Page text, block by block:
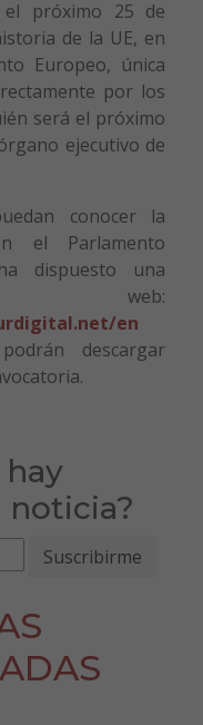
próximo 25 de
de la UE, en
Europeo, única
por los
será el próximo
ejecutivo de
conocer la
el Parlamento
dispuesto una
en
descargar
noticia?